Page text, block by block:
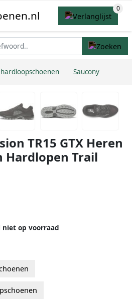
Saucony
TR15 GTX Heren
Hardlopen Trail
op voorraad